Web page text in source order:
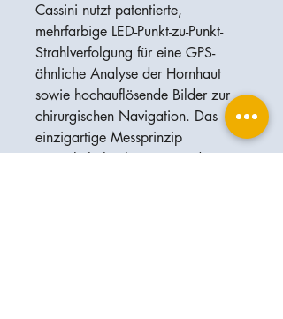
Cassini nutzt patentierte,
mehrfarbige LED-Punkt-zu-Punkt-
Strahlverfolgung für eine GPS-
ähnliche Analyse der Hornhaut
sowie hochauflösende Bilder zur
chirurgischen Navigation. Das
einzigartige Messprinzip
ermöglicht hochpräzise und